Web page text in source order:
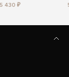
5 430 ₽